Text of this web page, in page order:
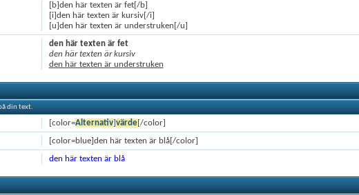
[b]den här texten är fet[/b]
[i]den här texten är kursiv[/i]
[u]den här texten är understruken[/u]
den här texten är fet
den här texten är kursiv
den här texten är understruken
din text.
[color=Alternativ]värde[/color]
[color=blue]den här texten är blå[/color]
den här texten är blå